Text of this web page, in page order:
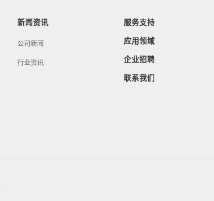
新闻资讯
公司新闻
行业资讯
服务支持
应用领域
企业招聘
联系我们